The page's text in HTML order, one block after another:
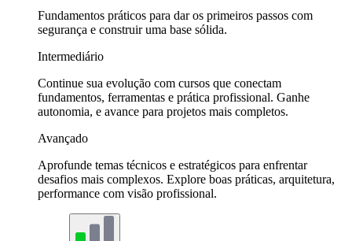
Fundamentos práticos para dar os primeiros passos com
segurança e construir uma base sólida.
Intermediário
Continue sua evolução com cursos que conectam
fundamentos, ferramentas e prática profissional. Ganhe
autonomia, e avance para projetos mais completos.
Avançado
Aprofunde temas técnicos e estratégicos para enfrentar
desafios mais complexos. Explore boas práticas, arquitetura,
performance com visão profissional.